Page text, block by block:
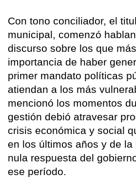
Con tono conciliador, el
municipal, comenzó
discurso sobre los que
importancia de haber
primer mandato políticas
atiendan a los más
mencionó los momentos
gestión debió atravesar
crisis económica y social
en los últimos años y de la
nula respuesta del
ese período.